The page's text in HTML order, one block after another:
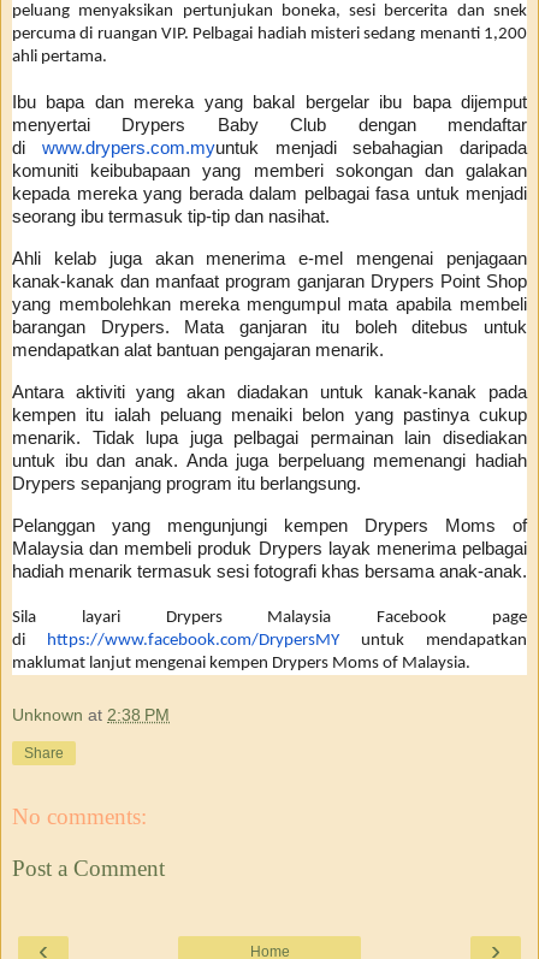
peluang menyaksikan pertunjukan boneka, sesi bercerita dan snek
percuma di ruangan VIP. Pelbagai hadiah misteri sedang menanti 1,200
ahli pertama.
Ibu bapa dan mereka yang bakal bergelar ibu bapa dijemput
menyertai Drypers Baby Club dengan mendaftar
di www.drypers.com.myuntuk menjadi sebahagian daripada
komuniti keibubapaan yang memberi sokongan dan galakan
kepada mereka yang berada dalam pelbagai fasa untuk menjadi
seorang ibu termasuk tip-tip dan nasihat.
Ahli kelab juga akan menerima e-mel mengenai penjagaan
kanak-kanak dan manfaat program ganjaran Drypers Point Shop
yang membolehkan mereka mengumpul mata apabila membeli
barangan Drypers. Mata ganjaran itu boleh ditebus untuk
mendapatkan alat bantuan pengajaran menarik.
Antara aktiviti yang akan diadakan untuk kanak-kanak pada
kempen itu ialah peluang menaiki belon yang pastinya cukup
menarik. Tidak lupa juga pelbagai permainan lain disediakan
untuk ibu dan anak. Anda juga berpeluang memenangi hadiah
Drypers sepanjang program itu berlangsung.
Pelanggan yang mengunjungi kempen Drypers Moms of
Malaysia dan membeli produk Drypers layak menerima pelbagai
hadiah menarik termasuk sesi fotografi khas bersama anak-anak.
Sila layari Drypers Malaysia Facebook page
di https://www.facebook.com/DrypersMY untuk mendapatkan
maklumat lanjut mengenai kempen Drypers Moms of Malaysia.
Unknown at 2:38 PM
Share
No comments:
Post a Comment
‹ ›
Home